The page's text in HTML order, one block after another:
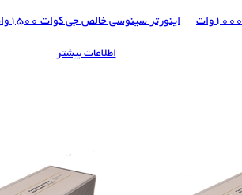
اینورتر سینوسی خالص جی کوات 1500وات
اطلاعات بیشتر